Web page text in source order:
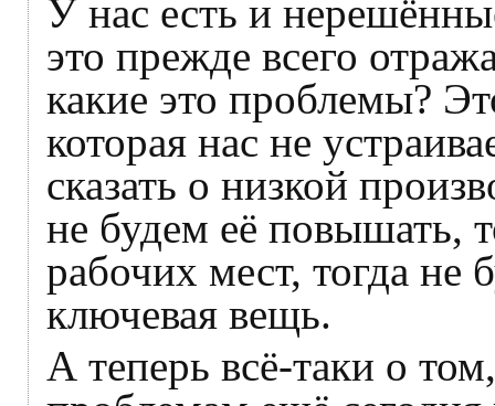
У нас есть и
это прежде всего
какие это проблемы?
которая нас не
сказать о низкой
не будем её повышать,
рабочих мест, тогда не
ключевая вещь.
А теперь всё‑таки о